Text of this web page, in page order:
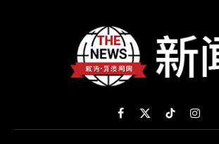
Facebook
X
(Twitter)
TikTok